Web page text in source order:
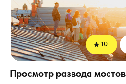
Просмотр развода мостов
10